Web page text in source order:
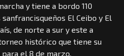
y tiene a bordo 110
El Ceibo y El
de norte a sur y este a
histórico que tiene su
el 8 de marzo.